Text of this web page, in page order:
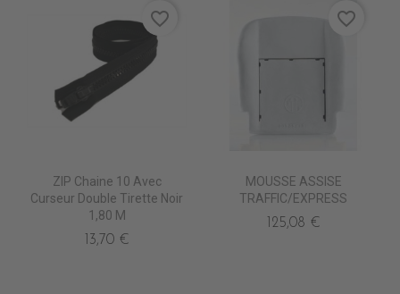
ZIP Chaine 10 Avec
Curseur Double Tirette Noir
1,80 M
13,70 €
favorite_border
MOUSSE ASSISE
TRAFFIC/EXPRESS
125,08 €
favorite_border